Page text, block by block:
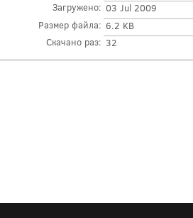
Загружено: 03 Jul 2009
Размер файла: 6.2 KB
Скачано раз: 32